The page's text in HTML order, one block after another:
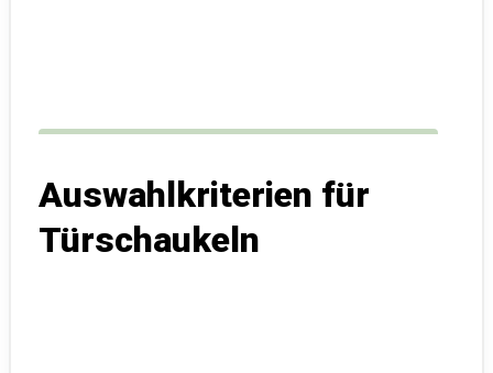
Auswahlkriterien für
Türschaukeln